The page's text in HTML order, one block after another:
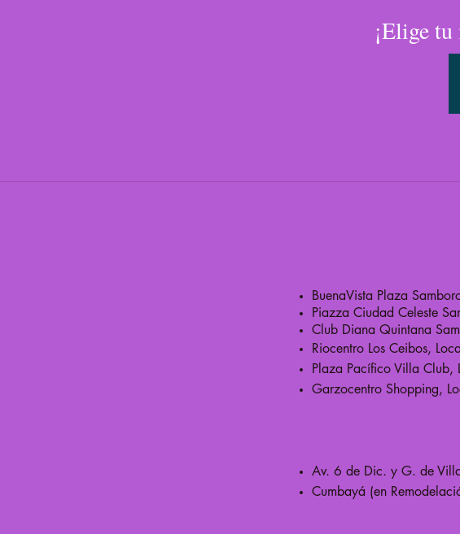
¡Elige
BuenaVista Plaza
Piazza Ciudad Celeste
Club Diana Quintana
Riocentro Los Ceibos,
Plaza Pacífico Villa C lub,
Garzocentro Shopping,
Av. 6 de Dic. y G. de
Cumbayá (en